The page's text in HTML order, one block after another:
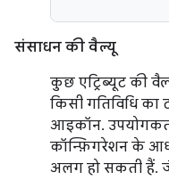
संसाधन की वैल्यू
कुछ एट्रिब्यूट की
किसी गतिविधि
आइकॉन.
कॉन्फ़िगरेशन के
अलग हो सकती हैं.